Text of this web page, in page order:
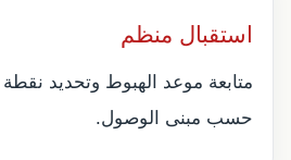
استقبال منظم
متابعة موعد الهبوط وتحديد نقطة
حسب مبنى الوصول.